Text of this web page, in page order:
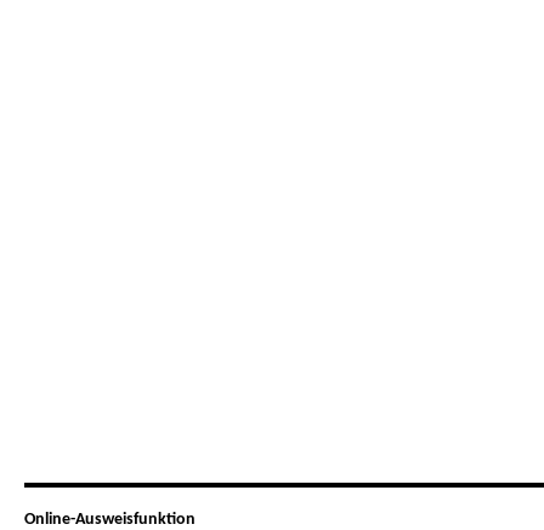
Online-Ausweisfunktion